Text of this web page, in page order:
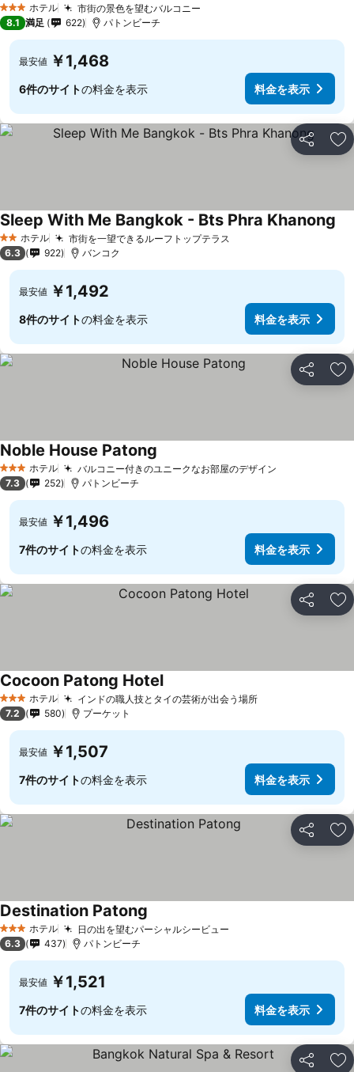
3 ホテルのランク
ホテル 市街の景色を望むバルコニー
8.1 満足 622 パトンビーチ
最安値 ￥1,468
6件のサイトの料金を表示 料金を表示
シェア お
2 ホテルのランク
ホテル 市街を一望できるルーフトップテラス
Sleep With Me Bangkok - Bts Phra Khanong
6.3 922 バンコク
最安値 ￥1,492
8件のサイトの料金を表示 料金を表示
シェア お
3 ホテルのランク
ホテル バルコニー付きのユニークなお部屋のデザイン
Noble House Patong
7.3 252 パトンビーチ
最安値 ￥1,496
7件のサイトの料金を表示 料金を表示
シェア お
3 ホテルのランク
ホテル インドの職人技とタイの芸術が出会う場所料金を表示
Cocoon Patong Hotel料金を表示
7.2 580 プーケット
最安値 ￥1,507
7件のサイトの料金を表示 料金を表示
シェア お
3 ホテルのランク
ホテル 日の出を望むパーシャルシービュー
Destination Patong
6.3 437 パトンビーチ
最安値 ￥1,521
7件のサイトの料金を表示 料金を表示
シェア お